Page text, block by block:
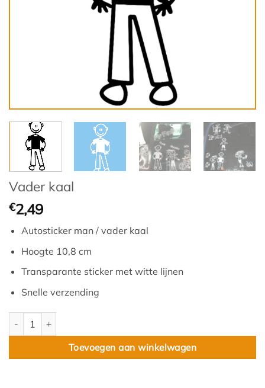
Vader kaal
€2,49
Autosticker man / vader kaal
Hoogte 10,8 cm
Transparante sticker met witte lijnen
Snelle verzending
Toevoegen aan winkelwagen